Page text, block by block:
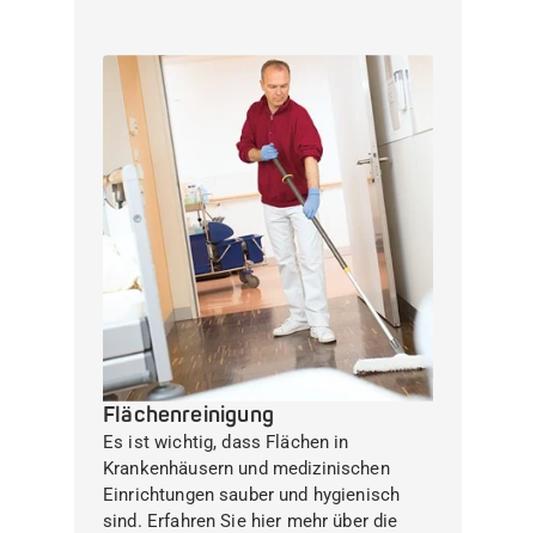
Flächenreinigung
Es ist wichtig, dass Flächen in
Krankenhäusern und medizinischen
Einrichtungen sauber und hygienisch
sind. Erfahren Sie hier mehr über die